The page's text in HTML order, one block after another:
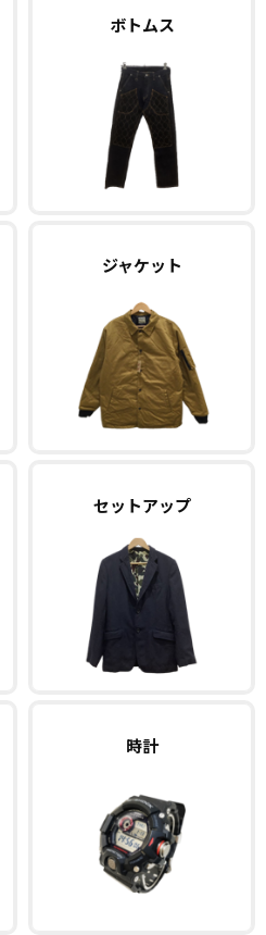
ボトムス
ジャケット
セットアップ
時計